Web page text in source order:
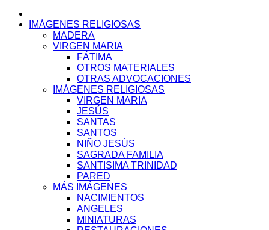
IMÁGENES RELIGIOSAS
MADERA
VIRGEN MARIA
FÁTIMA
OTROS MATERIALES
OTRAS ADVOCACIONES
IMÁGENES RELIGIOSAS
VIRGEN MARIA
JESÚS
SANTAS
SANTOS
NIÑO JESÚS
SAGRADA FAMILIA
SANTISIMA TRINIDAD
PARED
MÁS IMÁGENES
NACIMIENTOS
ANGELES
MINIATURAS